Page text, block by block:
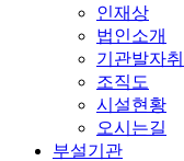
인재상
법인소개
기관발자취
조직도
시설현황
오시는길
부설기관